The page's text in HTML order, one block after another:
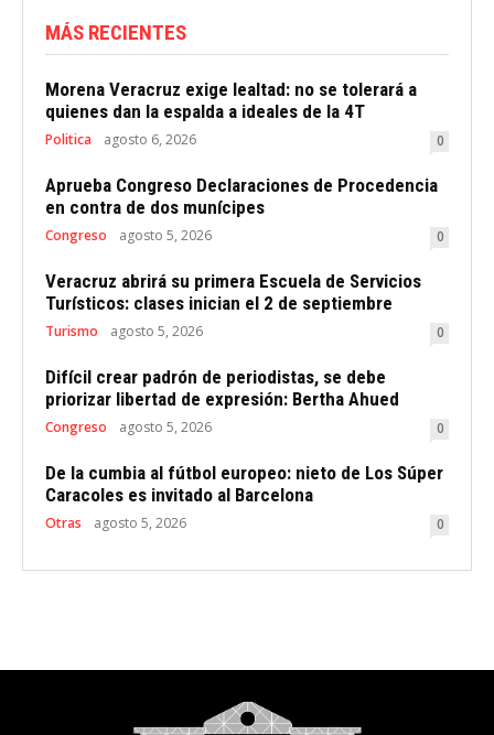
MÁS RECIENTES
Morena Veracruz exige lealtad: no se tolerará a
quienes dan la espalda a ideales de la 4T
Politica agosto 6, 2026 0
Aprueba Congreso Declaraciones de Procedencia
en contra de dos munícipes
Congreso agosto 5, 2026 0
Veracruz abrirá su primera Escuela de Servicios
Turísticos: clases inician el 2 de septiembre
Turismo agosto 5, 2026 0
Difícil crear padrón de periodistas, se debe
priorizar libertad de expresión: Bertha Ahued
Congreso agosto 5, 2026 0
De la cumbia al fútbol europeo: nieto de Los Súper
Caracoles es invitado al Barcelona
Otras agosto 5, 2026 0